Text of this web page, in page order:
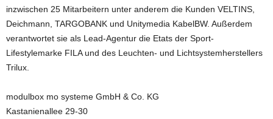
inzwischen 25 Mitarbeitern unter anderem die Kunden VELTINS,
Deichmann, TARGOBANK und Unitymedia KabelBW. Außerdem
verantwortet sie als Lead-Agentur die Etats der Sport-
Lifestylemarke FILA und des Leuchten- und Lichtsystemherstellers
Trilux.
modulbox mo systeme GmbH & Co. KG
Kastanienallee 29-30